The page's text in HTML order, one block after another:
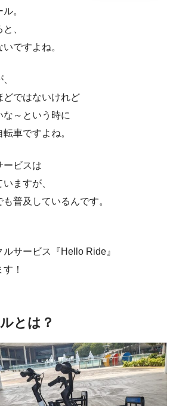
。
、
ですよね。
どではないけれど
な～という時に
車ですよね。
ービスは
ますが、
普及しているんです。
サービス『Hello Ride』
！
とは？